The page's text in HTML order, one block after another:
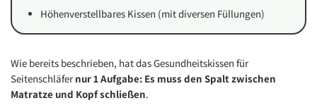
Höhenverstellbares Kissen (mit diversen Füllungen)
Wie bereits beschrieben, hat das Gesundheitskissen für
Seitenschläfer nur 1 Aufgabe: Es muss den Spalt zwischen
Matratze und Kopf schließen.